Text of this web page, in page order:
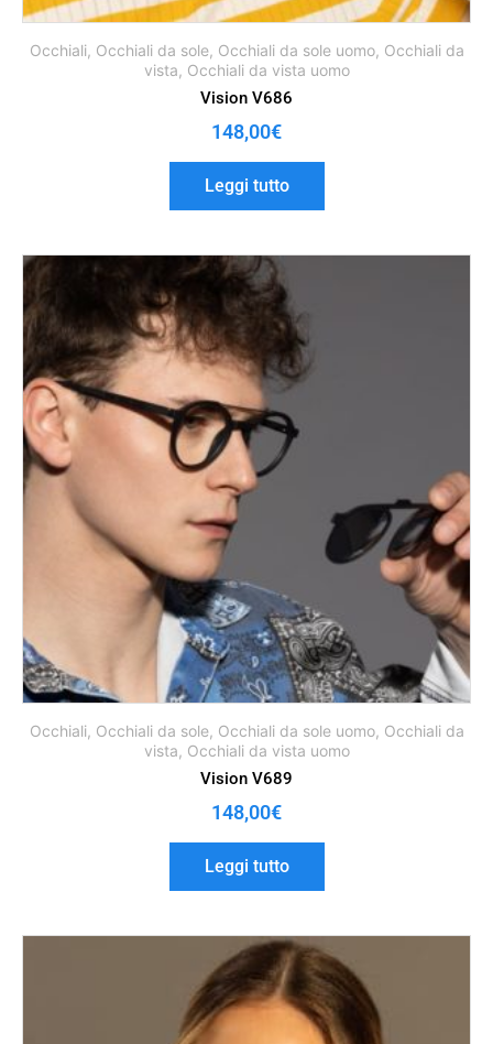
Occhiali, Occhiali da sole, Occhiali da sole uomo, Occhiali da
vista, Occhiali da vista uomo
Vision V686
148,00€
Leggi tutto
Occhiali, Occhiali da sole, Occhiali da sole uomo, Occhiali da
vista, Occhiali da vista uomo
Vision V689
148,00€
Leggi tutto